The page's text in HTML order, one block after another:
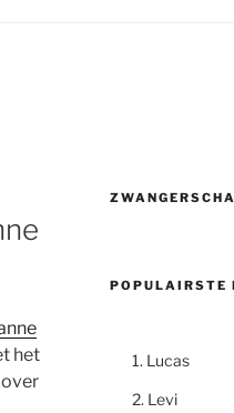
het
POPULAIRSTE
Lucas
Levi